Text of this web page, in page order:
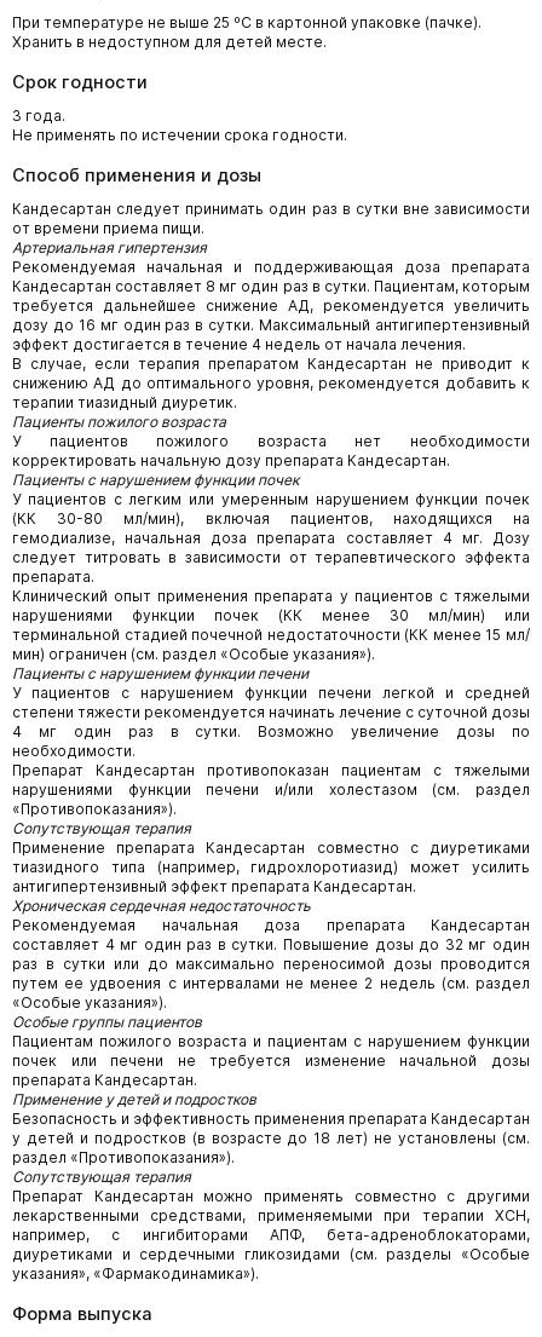
При температуре не выше 25 ºС в картонной упаковке (пачке).
Хранить в недоступном для детей месте.
Срок годности
3 года.
Не применять по истечении срока годности.
Способ применения и дозы
Кандесартан следует принимать один раз в сутки вне зависимости
от времени приема пищи.
Артериальная гипертензия
Рекомендуемая начальная и поддерживающая доза препарата
Кандесартан составляет 8 мг один раз в сутки. Пациентам, которым
требуется дальнейшее снижение АД, рекомендуется увеличить
дозу до 16 мг один раз в сутки. Максимальный антигипертензивный
эффект достигается в течение 4 недель от начала лечения.
В случае, если терапия препаратом Кандесартан не приводит к
снижению АД до оптимального уровня, рекомендуется добавить к
терапии тиазидный диуретик.
Пациенты пожилого возраста
У пациентов пожилого возраста нет необходимости
корректировать начальную дозу препарата Кандесартан.
Пациенты с нарушением функции почек
У пациентов с легким или умеренным нарушением функции почек
(КК 30-80 мл/мин), включая пациентов, находящихся на
гемодиализе, начальная доза препарата составляет 4 мг. Дозу
следует титровать в зависимости от терапевтического эффекта
препарата.
Клинический опыт применения препарата у пациентов с тяжелыми
нарушениями функции почек (КК менее 30 мл/мин) или
терминальной стадией почечной недостаточности (КК менее 15 мл/
мин) ограничен (см. раздел «Особые указания»).
Пациенты с нарушением функции печени
У пациентов с нарушением функции печени легкой и средней
степени тяжести рекомендуется начинать лечение с суточной дозы
4 мг один раз в сутки. Возможно увеличение дозы по
необходимости.
Препарат Кандесартан противопоказан пациентам с тяжелыми
нарушениями функции печени и/или холестазом (см. раздел
«Противопоказания»).
Сопутствующая терапия
Применение препарата Кандесартан совместно с диуретиками
тиазидного типа (например, гидрохлоротиазид) может усилить
антигипертензивный эффект препарата Кандесартан.
Хроническая сердечная недостаточность
Рекомендуемая начальная доза препарата Кандесартан
составляет 4 мг один раз в сутки. Повышение дозы до 32 мг один
раз в сутки или до максимально переносимой дозы проводится
путем ее удвоения с интервалами не менее 2 недель (см. раздел
«Особые указания»).
Особые группы пациентов
Пациентам пожилого возраста и пациентам с нарушением функции
почек или печени не требуется изменение начальной дозы
препарата Кандесартан.
Применение у детей и подростков
Безопасность и эффективность применения препарата Кандесартан
у детей и подростков (в возрасте до 18 лет) не установлены (см.
раздел «Противопоказания»).
Сопутствующая терапия
Препарат Кандесартан можно применять совместно с другими
лекарственными средствами, применяемыми при терапии ХСН,
например, с ингибиторами АПФ, бета-адреноблокаторами,
диуретиками и сердечными гликозидами (см. разделы «Особые
указания», «Фармакодинамика»).
Форма выпуска